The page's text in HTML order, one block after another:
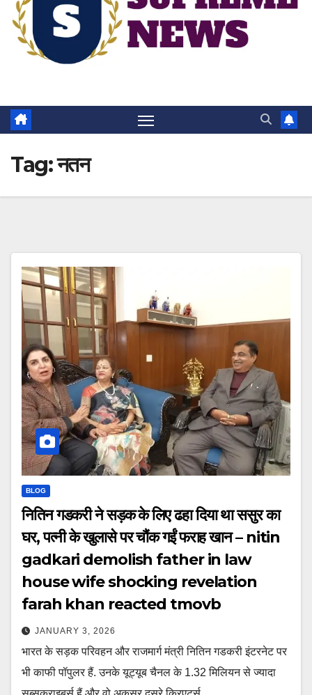
Tag:नतन
BLOG
नितिन गडकरी ने सड़क के लिए ढहा दिया था ससुर का
घर, पत्नी के खुलासे पर चौंक गईं फराह खान – nitin
gadkari demolish father in law
house wife shocking revelation
farah khan reacted tmovb
JANUARY 3, 2026
भारत के सड़क परिवहन और राजमार्ग मंत्री नितिन गडकरी इंटरनेट पर
भी काफी पॉपुलर हैं. उनके यूट्यूब चैनल के 1.32 मिलियन से ज्यादा